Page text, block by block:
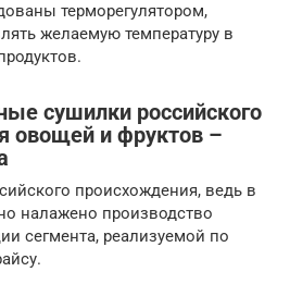
терморегулятором,
желаемую температуру в
сушилки российского
овощей и фруктов –
происхождения, ведь в
налажено производство
сегмента, реализуемой по